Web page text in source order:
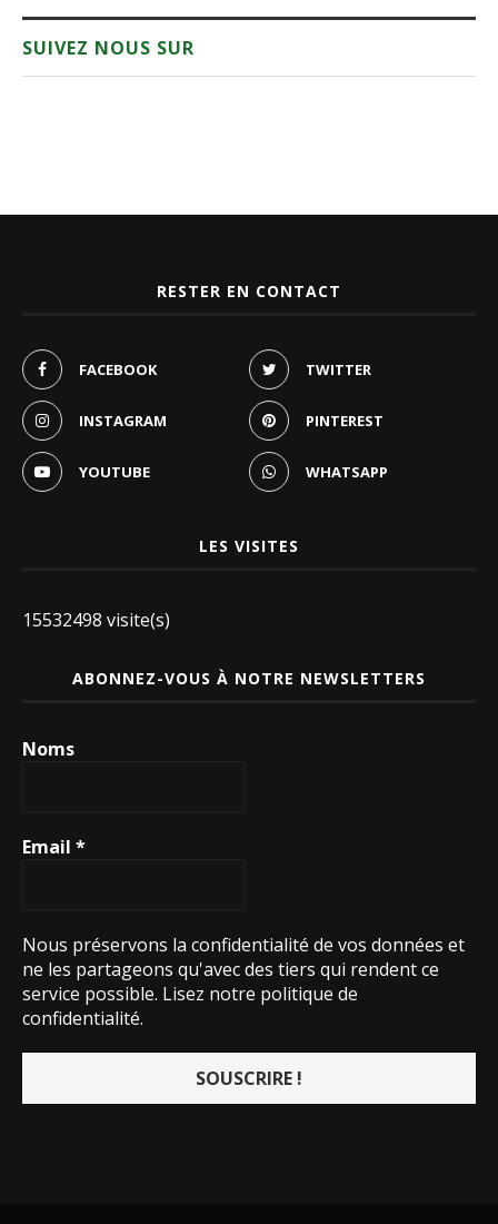
SUIVEZ NOUS SUR
RESTER EN CONTACT
FACEBOOK TWITTER
INSTAGRAM PINTEREST
YOUTUBE WHATSAPP
LES VISITES
15532498 visite(s)
ABONNEZ-VOUS À NOTRE NEWSLETTERS
Noms
Email *
Nous préservons la confidentialité de vos données et
ne les partageons qu'avec des tiers qui rendent ce
service possible. Lisez notre politique de
confidentialité.